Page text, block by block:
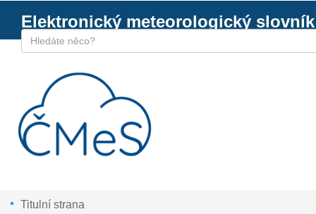
Elektronický meteorologický slovník
Titulní strana